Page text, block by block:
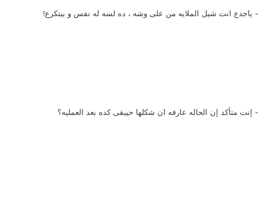
- ياجدع انت شيل الملايه من على وشه ، ده لسه له نفس و بيتكرع!
- إنت متأكد إن الحاله عارفه ان شكلها حيبقى كده بعد العمليه؟